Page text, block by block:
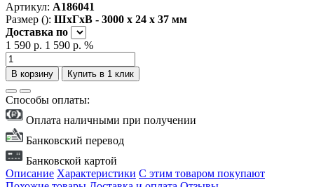
Артикул: А186041
Размер (): ШxГxВ - 3000 x 24 x 37 мм
Доставка по
1 590 р. 1 590 р. %
В корзину Купить в 1 клик
Способы оплаты:
Оплата наличными при получении
Банковский перевод
Банковской картой
Описание Характеристики С этим товаром покупают